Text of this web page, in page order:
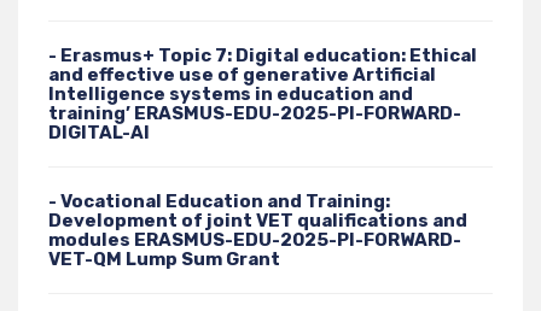
- Erasmus+ Topic 7: Digital education: Ethical
and effective use of generative Artificial
Intelligence systems in education and
training’ ERASMUS-EDU-2025-PI-FORWARD-
DIGITAL-AI
- Vocational Education and Training:
Development of joint VET qualifications and
modules ERASMUS-EDU-2025-PI-FORWARD-
VET-QM Lump Sum Grant